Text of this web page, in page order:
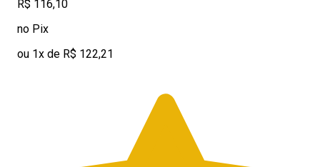
R$ 116,10
no Pix
ou 1x de R$ 122,21